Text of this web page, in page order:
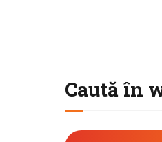
Caută în